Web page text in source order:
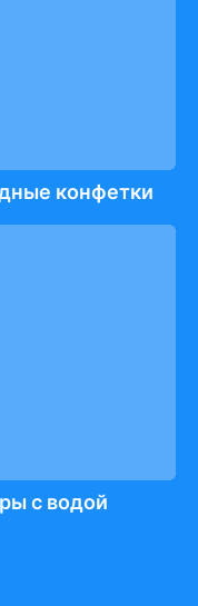
конфетки
с водой